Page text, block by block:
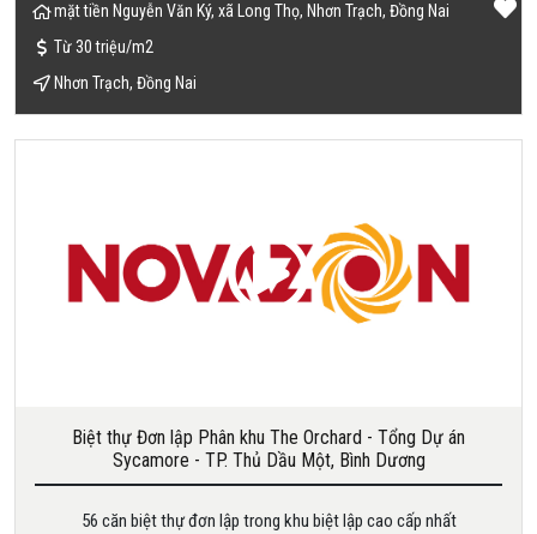
mặt tiền Nguyễn Văn Ký, xã Long Thọ, Nhơn Trạch, Đồng Nai
Từ 30 triệu/m2
Nhơn Trạch, Đồng Nai
Biệt thự Đơn lập Phân khu The Orchard - Tổng Dự án
Sycamore - TP. Thủ Dầu Một, Bình Dương
56 căn biệt thự đơn lập trong khu biệt lập cao cấp nhất